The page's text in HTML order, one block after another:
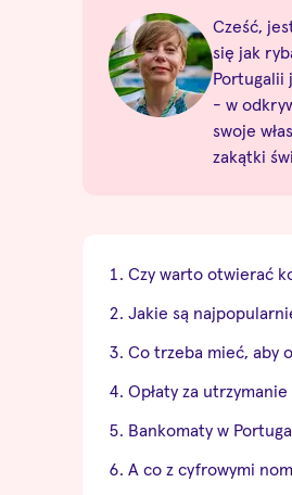
Cześć,
się jak
Portugalii
- w
swoje
zakątki
Czy warto otwierać
Jakie są
Co trzeba mieć, aby
Opłaty za
Bankomaty w
A co z cyfrowymi